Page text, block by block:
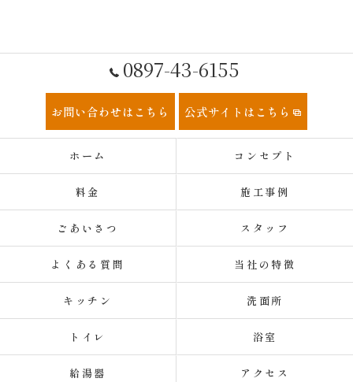
0897-43-6155
お問い合わせはこちら 公式サイトはこちら
ホーム コンセプト
料金 施工事例
ごあいさつ スタッフ
よくある質問 当社の特徴
キッチン 洗面所
トイレ 浴室
給湯器 アクセス